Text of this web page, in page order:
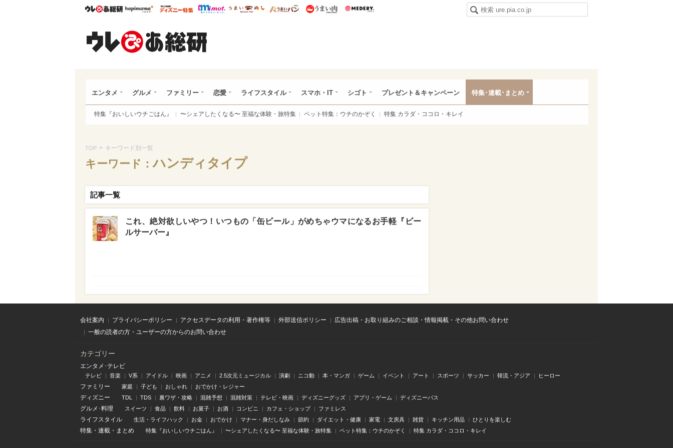
ウレぴあ総研ハピママ* ウレぴあ総研 ディズニー特集
mimot. うまいめし うまいパン うまい肉
エンタメ グルメ ファミリー 恋愛 ライフスタイル スマホ・IT シゴト プレゼント＆キャンペーン 特集･連載･まとめ
特集『おいしいウチごはん』 〜シェアしたくなる〜 至福な体験・旅特集 ペット特集：ウチのかぞく 特集 カラダ・ココロ・キレイ
TOP > キーワード別一覧
キーワード：ハンディタイプ
記事一覧
これ、絶対欲しいやつ！いつもの「缶ビール」がめちゃウマになるお手軽『ビー
ルサーバー』
会社案内 プライバシーポリシー アクセスデータの利用・著作権等 外部送信ポリシー
広告出稿・お取り組みのご相談・情報掲載・その他お問い合わせ
一般の読者の方・ユーザーの方からのお問い合わせ
カテゴリー
エンタメ･テレビ
テレビ 音楽 V系 アイドル 映画 アニメ 2.5次元ミュージカル 演劇 ニコ動 本・マンガ ゲーム イベント アート スポーツ サッカー 韓流・アジア ヒーロー
ファミリー 家庭 子ども おしゃれ おでかけ・レジャー
ディズニー TDL TDS 裏ワザ・攻略 混雑予想 混雑対策 テレビ・映画 ディズニーグッズ アプリ・ゲーム ディズニーパス
グルメ･料理 スイーツ 食品 飲料 お菓子 お酒 コンビニ カフェ・ショップ ファミレス
ライフスタイル 生活・ライフハック お金 おでかけ マナー・身だしなみ 節約 ダイエット・健康 家電 文房具 雑貨 キッチン用品 ひとりを楽しむ
特集 ・ 連載 ・ まとめ 特集『おいしいウチごはん』 〜シェアしたくなる〜 至福な体験・旅特集 ペット特集：ウチのかぞく 特集 カラダ・ココロ・キレイ